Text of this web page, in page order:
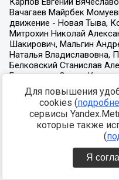
Для повышения
cookies (
сервисы
которые также
(
Я